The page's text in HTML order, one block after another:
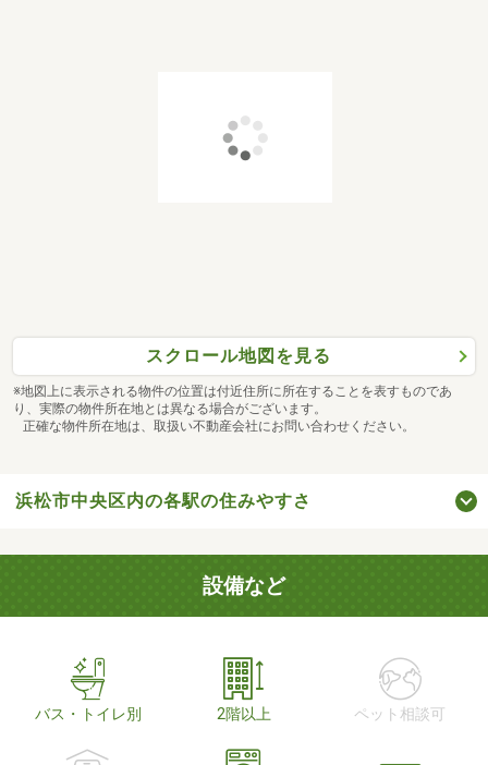
スクロール地図を見る
※地図上に表示される物件の位置は付近住所に所在することを表すものであ
り、実際の物件所在地とは異なる場合がございます。
正確な物件所在地は、取扱い不動産会社にお問い合わせください。
浜松市中央区内の各駅の住みやすさ
設備など
バス・トイレ別 2階以上 ペット相談可